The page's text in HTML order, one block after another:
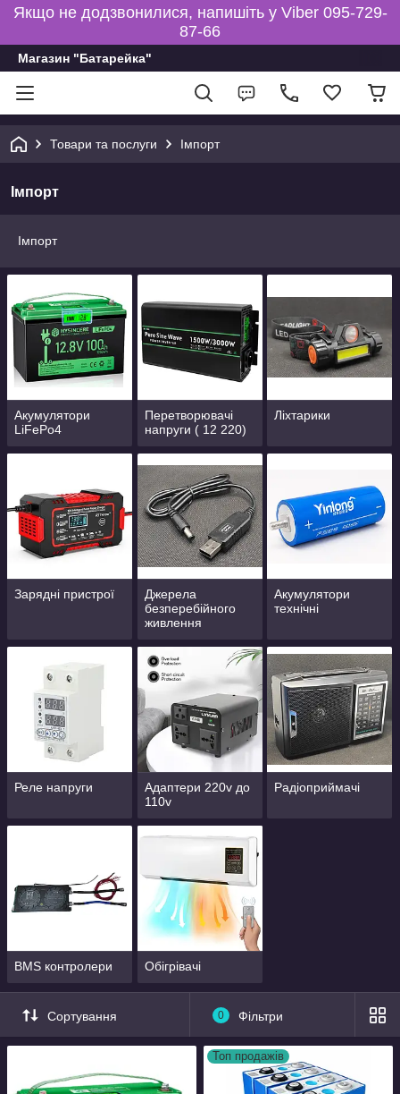
Якщо не додзвонилися, напишіть у Viber 095-729-
87-66
Магазин "Батарейка"
Товари та послуги Імпорт
Імпорт
Імпорт
Акумулятори
LiFePo4
Перетворювачі
напруги ( 12 220)
Ліхтарики
Зарядні пристрої
Джерела
безперебійного
живлення
Акумулятори
технічні
Реле напруги
Адаптери 220v до
110v
Радіоприймачі
BMS контролери Обігрівачі
Сортування 0 Фільтри
Топ продажів